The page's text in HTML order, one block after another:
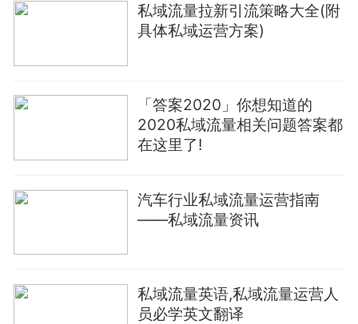
私域流量拉新引流策略大全(附
具体私域运营方案)
「答案2020」你想知道的
2020私域流量相关问题答案都
在这里了!
汽车行业私域流量运营指南
——私域流量资讯
私域流量英语,私域流量运营人
员必学英文翻译